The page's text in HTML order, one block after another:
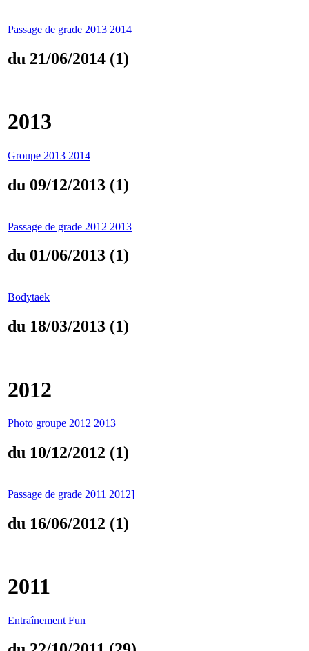
Passage de grade 2013 2014
du 21/06/2014 (1)
2013
Groupe 2013 2014
du 09/12/2013 (1)
Passage de grade 2012 2013
du 01/06/2013 (1)
Bodytaek
du 18/03/2013 (1)
2012
Photo groupe 2012 2013
du 10/12/2012 (1)
Passage de grade 2011 2012]
du 16/06/2012 (1)
2011
Entraînement Fun